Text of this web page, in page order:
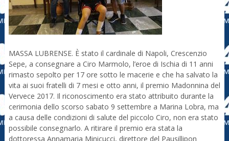
MASSA LUBRENSE. È stato il cardinale di Napoli, Crescenzio
Sepe, a consegnare a Ciro Marmolo, l’eroe di Ischia di 11 anni
rimasto sepolto per 17 ore sotto le macerie e che ha salvato la
vita ai suoi fratelli di 7 mesi e otto anni, il premio Madonnina del
Vervece 2017. Il riconoscimento era stato attribuito durante la
cerimonia dello scorso sabato 9 settembre a Marina Lobra, ma
a causa delle condizioni di salute del piccolo Ciro, non era stato
possibile consegnarlo. A ritirare il premio era stata la
dottoressa Annamaria Minicucci, direttore del Pausillipon